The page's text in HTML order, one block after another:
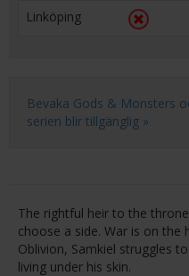
Linköping
Bevaka Gods & Monsters
serien blir tillgänglig »
The rightful heir to the
choose a side. War is on
Oblivion, Samkiel struggles
living under his skin.